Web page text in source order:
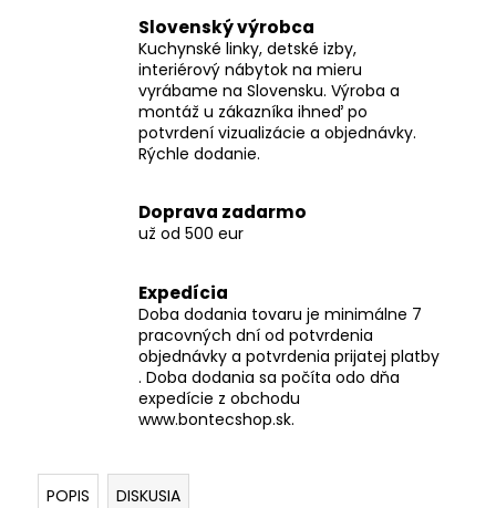
Slovenský výrobca
Kuchynské linky, detské izby,
interiérový nábytok na mieru
vyrábame na Slovensku. Výroba a
montáž u zákazníka ihneď po
potvrdení vizualizácie a objednávky.
Rýchle dodanie.
Doprava zadarmo
už od 500 eur
Expedícia
Doba dodania tovaru je minimálne 7
pracovných dní od potvrdenia
objednávky a potvrdenia prijatej platby
. Doba dodania sa počíta odo dňa
expedície z obchodu
www.bontecshop.sk.
POPIS DISKUSIA